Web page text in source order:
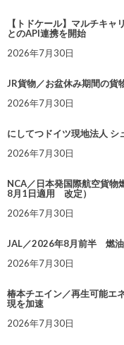
【トドケール】マルチキ
とのAPI連携を開始
2026年7月30日
JR貨物／お盆休み期間の貨
2026年7月30日
にしてつドイツ現地法人
2026年7月30日
NCA／日本発国際航空貨物
8月1日適用 改定）
2026年7月30日
JAL／2026年8月前半 燃油
2026年7月30日
椿本チエイン／再生可能エ
現を加速
2026年7月30日